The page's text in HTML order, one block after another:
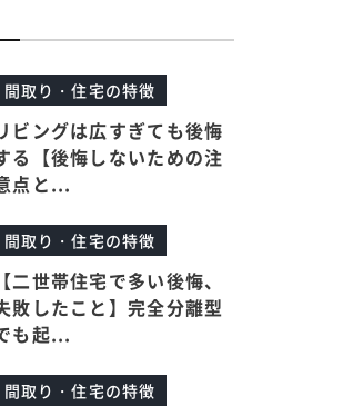
間取り・住宅の特徴
ビングは広すぎても後悔
る【後悔しないための注
点と...
間取り・住宅の特徴
【二世帯住宅で多い後悔、
敗したこと】完全分離型
も起...
間取り・住宅の特徴